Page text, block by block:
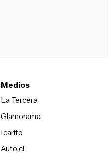
Medios
La TerceraOpens in new
Glamorama
Icarito
Auto.cl